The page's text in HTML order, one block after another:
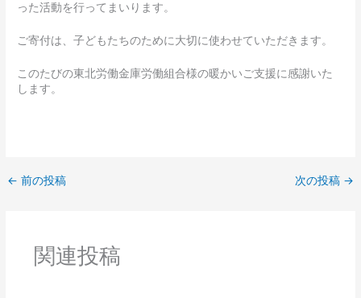
った活動を行ってまいります。
ご寄付は、子どもたちのために大切に使わせていただきます。
このたびの東北労働金庫労働組合様の暖かいご支援に感謝いた
します。
← 前の投稿 次の投稿 →
関連投稿